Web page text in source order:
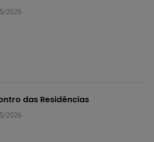
2026
das Residências
2026